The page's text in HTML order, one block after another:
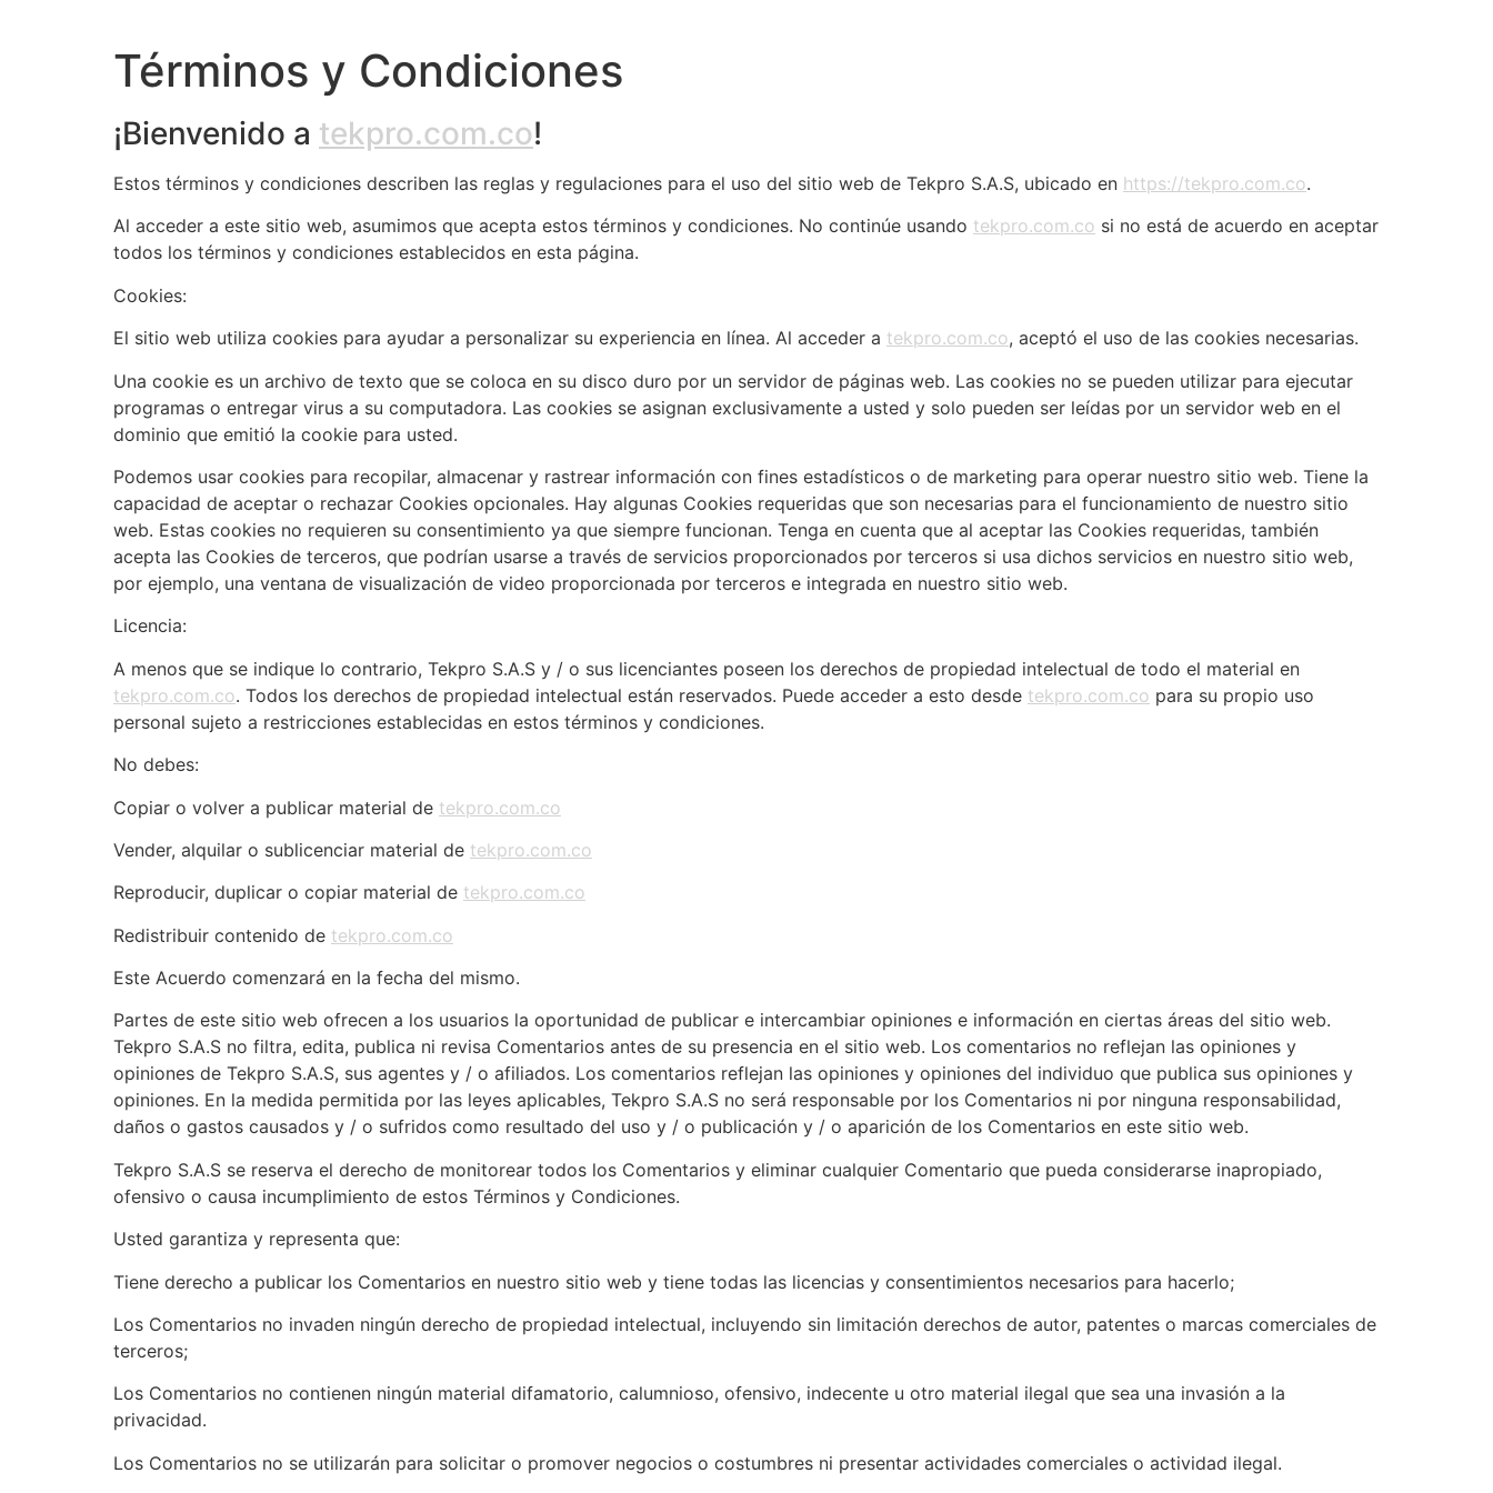
Términos y Condiciones
¡Bienvenido a tekpro.com.co!
Estos términos y condiciones describen las reglas y regulaciones para el uso del sitio web de Tekpro S.A.S, ubicado en https://tekpro.com.co.
Al acceder a este sitio web, asumimos que acepta estos términos y condiciones. No continúe usando tekpro.com.co si no está de acuerdo en aceptar
todos los términos y condiciones establecidos en esta página.
Cookies:
El sitio web utiliza cookies para ayudar a personalizar su experiencia en línea. Al acceder a tekpro.com.co, aceptó el uso de las cookies necesarias.
Una cookie es un archivo de texto que se coloca en su disco duro por un servidor de páginas web. Las cookies no se pueden utilizar para ejecutar
programas o entregar virus a su computadora. Las cookies se asignan exclusivamente a usted y solo pueden ser leídas por un servidor web en el
dominio que emitió la cookie para usted.
Podemos usar cookies para recopilar, almacenar y rastrear información con fines estadísticos o de marketing para operar nuestro sitio web. Tiene la
capacidad de aceptar o rechazar Cookies opcionales. Hay algunas Cookies requeridas que son necesarias para el funcionamiento de nuestro sitio
web. Estas cookies no requieren su consentimiento ya que siempre funcionan. Tenga en cuenta que al aceptar las Cookies requeridas, también
acepta las Cookies de terceros, que podrían usarse a través de servicios proporcionados por terceros si usa dichos servicios en nuestro sitio web,
por ejemplo, una ventana de visualización de video proporcionada por terceros e integrada en nuestro sitio web.
Licencia:
A menos que se indique lo contrario, Tekpro S.A.S y / o sus licenciantes poseen los derechos de propiedad intelectual de todo el material en
tekpro.com.co. Todos los derechos de propiedad intelectual están reservados. Puede acceder a esto desde tekpro.com.co para su propio uso
personal sujeto a restricciones establecidas en estos términos y condiciones.
No debes:
Copiar o volver a publicar material de tekpro.com.co
Vender, alquilar o sublicenciar material de tekpro.com.co
Reproducir, duplicar o copiar material de tekpro.com.co
Redistribuir contenido de tekpro.com.co
Este Acuerdo comenzará en la fecha del mismo.
Partes de este sitio web ofrecen a los usuarios la oportunidad de publicar e intercambiar opiniones e información en ciertas áreas del sitio web.
Tekpro S.A.S no filtra, edita, publica ni revisa Comentarios antes de su presencia en el sitio web. Los comentarios no reflejan las opiniones y
opiniones de Tekpro S.A.S, sus agentes y / o afiliados. Los comentarios reflejan las opiniones y opiniones del individuo que publica sus opiniones y
opiniones. En la medida permitida por las leyes aplicables, Tekpro S.A.S no será responsable por los Comentarios ni por ninguna responsabilidad,
daños o gastos causados ​​y / o sufridos como resultado del uso y / o publicación y / o aparición de los Comentarios en este sitio web.
Tekpro S.A.S se reserva el derecho de monitorear todos los Comentarios y eliminar cualquier Comentario que pueda considerarse inapropiado,
ofensivo o causa incumplimiento de estos Términos y Condiciones.
Usted garantiza y representa que:
Tiene derecho a publicar los Comentarios en nuestro sitio web y tiene todas las licencias y consentimientos necesarios para hacerlo;
Los Comentarios no invaden ningún derecho de propiedad intelectual, incluyendo sin limitación derechos de autor, patentes o marcas comerciales de
terceros;
Los Comentarios no contienen ningún material difamatorio, calumnioso, ofensivo, indecente u otro material ilegal que sea una invasión a la
privacidad.
Los Comentarios no se utilizarán para solicitar o promover negocios o costumbres ni presentar actividades comerciales o actividad ilegal.